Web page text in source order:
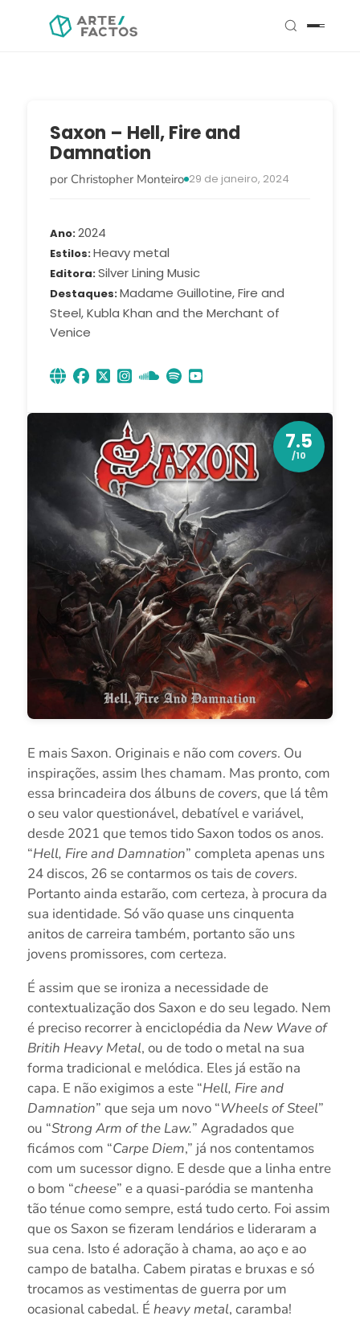
Saxon – Hell, Fire and
Damnation
por Christopher Monteiro 29 de janeiro, 2024
Ano 2024
Estilos Heavy metal
Editora Silver Lining Music
Destaques Madame Guillotine, Fire and
Steel, Kubla Khan and the Merchant of
Venice
7.5
/10
E mais Saxon. Originais e não com covers. Ou
inspirações, assim lhes chamam. Mas pronto, com
essa brincadeira dos álbuns decovers, que lá têm
o seu valor questionável, debatível e variável,
desde 2021 que temos tido Saxon todos os anos.
“Hell, Fire and Damnation” completa apenas uns
24 discos, 26 se contarmos os tais decovers.
Portanto ainda estarão, com certeza, à procura da
sua identidade. Só vão quase uns cinquenta
anitos de carreira também, portanto são uns
jovens promissores, com certeza.
É assim que se ironiza a necessidade de
contextualização dos Saxon e do seu legado. Nem
é preciso recorrer à enciclopédia da New Wave of
Britih Heavy Metal, ou de todo o metal na sua
forma tradicional e melódica. Eles já estão na
capa. E não exigimos a este “Hell, Fire and
Damnation” que seja um novo “Wheels of Steel”
ou “Strong Arm of the Law.” Agradados que
ficámos com “Carpe Diem,” já nos contentamos
com um sucessor digno. E desde que a linha entre
o bom “cheese” e a quasi-paródia se mantenha
tão ténue como sempre, está tudo certo. Foi assim
que os Saxon se fizeram lendários e lideraram a
sua cena. Isto é adoração à chama, ao aço e ao
campo de batalha. Cabem piratas e bruxas e só
trocamos as vestimentas de guerra por um
ocasional cabedal. É heavy metal, caramba!